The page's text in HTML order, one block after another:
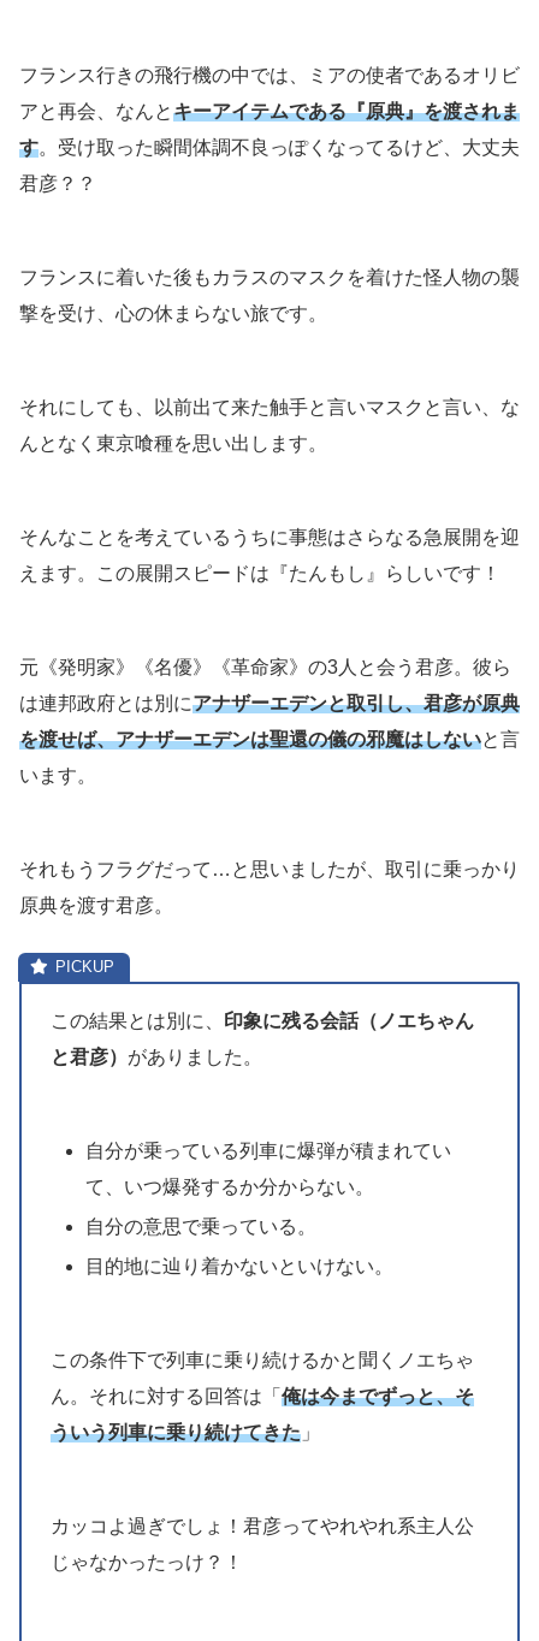
フランス行きの飛行機の中では、ミアの使者であるオリビ
アと再会、なんとキーアイテムである『原典』を渡されま
す。受け取った瞬間体調不良っぽくなってるけど、大丈夫
君彦？？
フランスに着いた後もカラスのマスクを着けた怪人物の襲
撃を受け、心の休まらない旅です。
それにしても、以前出て来た触手と言いマスクと言い、な
んとなく東京喰種を思い出します。
そんなことを考えているうちに事態はさらなる急展開を迎
えます。この展開スピードは『たんもし』らしいです！
元《発明家》《名優》《革命家》の3人と会う君彦。彼ら
は連邦政府とは別にアナザーエデンと取引し、君彦が原典
を渡せば、アナザーエデンは聖還の儀の邪魔はしないと言
います。
それもうフラグだって…と思いましたが、取引に乗っかり
原典を渡す君彦。
この結果とは別に、 印象に残る会話（ノエちゃん
と君彦） がありました。
自分が乗っている列車に爆弾が積まれてい
て、いつ爆発するか分からない。
自分の意思で乗っている。
目的地に辿り着かないといけない。
この条件下で列車に乗り続けるかと聞くノエちゃ
ん。それに対する回答は「 俺は今までずっと、そ
ういう列車に乗り続けてきた 」
カッコよ過ぎでしょ！君彦ってやれやれ系主人公
じゃなかったっけ？！